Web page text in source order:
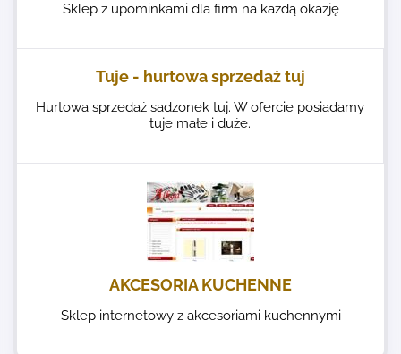
Sklep z upominkami dla firm na każdą okazję
Tuje - hurtowa sprzedaż tuj
Hurtowa sprzedaż sadzonek tuj. W ofercie posiadamy
tuje małe i duże.
AKCESORIA KUCHENNE
Sklep internetowy z akcesoriami kuchennymi